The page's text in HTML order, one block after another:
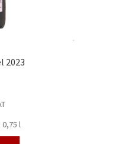
2023
l